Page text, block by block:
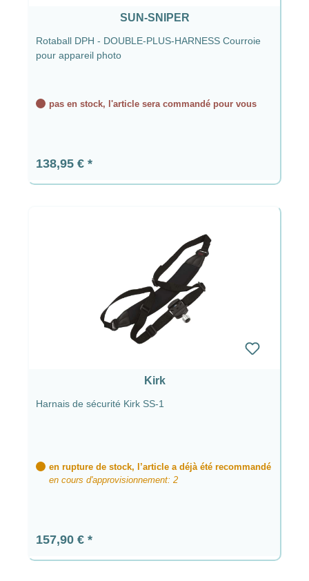
SUN-SNIPER
Rotaball DPH - DOUBLE-PLUS-HARNESS Courroie
pour appareil photo
pas en stock, l'article sera commandé pour vous
Prix régulier :
138,95 €
Kirk
Harnais de sécurité Kirk SS-1
en rupture de stock, l’article a déjà été recommandé
en cours d'approvisionnement: 2
Prix régulier :
157,90 €